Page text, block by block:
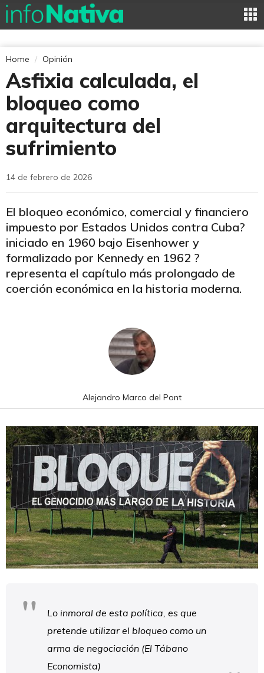
Home Opinión
Asfixia calculada, el
bloqueo como
arquitectura del
sufrimiento
14 de febrero de 2026
El bloqueo económico, comercial y financiero
impuesto por Estados Unidos contra Cuba?
iniciado en 1960 bajo Eisenhower y
formalizado por Kennedy en 1962 ?
representa el capítulo más prolongado de
coerción económica en la historia moderna.
Alejandro Marco del Pont
Lo inmoral de esta política, es que
pretende utilizar el bloqueo como un
arma de negociación (El Tábano
Economista)